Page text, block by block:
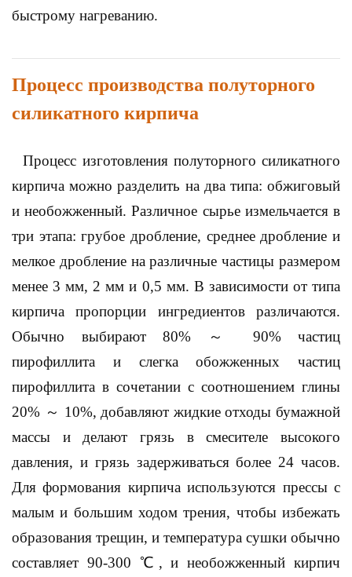
быстрому нагреванию.
Процесс производства полуторного
силикатного кирпича
Процесс изготовления полуторного силикатного
кирпича можно разделить на два типа: обжиговый
и необожженный.Различное сырье измельчается в
три этапа: грубое дробление, среднее дробление и
мелкое дробление на различные частицы размером
менее 3 мм, 2 мм и 0,5 мм. В зависимости от типа
кирпича пропорции ингредиентов различаются.
Обычно выбирают 80% ～ 90% частиц
пирофиллита и слегка обожженных частиц
пирофиллита в сочетании с соотношением глины
20% ～ 10%, добавляют жидкие отходы бумажной
массы и делают грязь в смесителе высокого
давления, и грязь задерживаться более 24 часов.
Для формования кирпича используются прессы с
малым и большим ходом трения, чтобы избежать
образования трещин, и температура сушки обычно
составляет 90-300 ℃, и необожженный кирпич